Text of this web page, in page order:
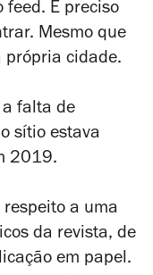
feed. É preciso
Mesmo que
própria cidade.
falta de
sítio estava
2019.
a uma
da revista, de
em papel.